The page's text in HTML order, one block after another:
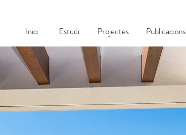
Inici Estudi Projectes Publicacions